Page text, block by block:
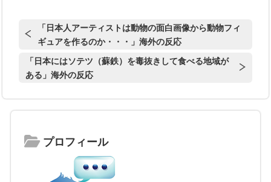
「日本人アーティストは動物の面白画像から動物フィ
ギュアを作るのか・・・」海外の反応
「日本にはソテツ（蘇鉄）を毒抜きして食べる地域が
ある」海外の反応
プロフィール